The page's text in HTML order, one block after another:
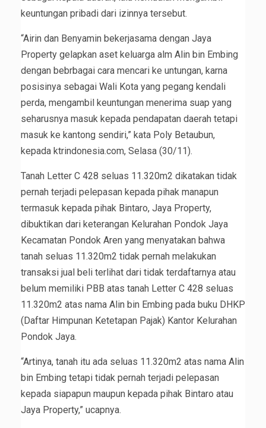
keuntungan pribadi dari izinnya tersebut.
“Airin dan Benyamin bekerjasama dengan Jaya
Property gelapkan aset keluarga alm Alin bin Embing
dengan bebrbagai cara mencari ke untungan, karna
posisinya sebagai Wali Kota yang pegang kendali
perda, mengambil keuntungan menerima suap yang
seharusnya masuk kepada pendapatan daerah tetapi
masuk ke kantong sendiri,” kata Poly Betaubun,
kepada ktrindonesia.com, Selasa (30/11).
Tanah Letter C 428 seluas 11.320m2 dikatakan tidak
pernah terjadi pelepasan kepada pihak manapun
termasuk kepada pihak Bintaro, Jaya Property,
dibuktikan dari keterangan Kelurahan Pondok Jaya
Kecamatan Pondok Aren yang menyatakan bahwa
tanah seluas 11.320m2 tidak pernah melakukan
transaksi jual beli terlihat dari tidak terdaftarnya atau
belum memiliki PBB atas tanah Letter C 428 seluas
11.320m2 atas nama Alin bin Embing pada buku DHKP
(Daftar Himpunan Ketetapan Pajak) Kantor Kelurahan
Pondok Jaya.
“Artinya, tanah itu ada seluas 11.320m2 atas nama Alin
bin Embing tetapi tidak pernah terjadi pelepasan
kepada siapapun maupun kepada pihak Bintaro atau
Jaya Property,” ucapnya.